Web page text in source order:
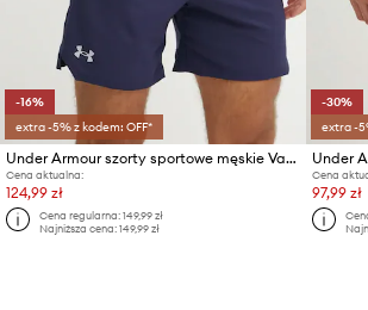
-16%
extra -5% z kodem: OFF*
Under Armour szorty sportowe męskie Vanish Woven
Cena aktualna:
124,99 zł
Cena regularna:149,99 zł
Najniższa cena:149,99 zł
-30%
extra -
Cena
97,99 zł